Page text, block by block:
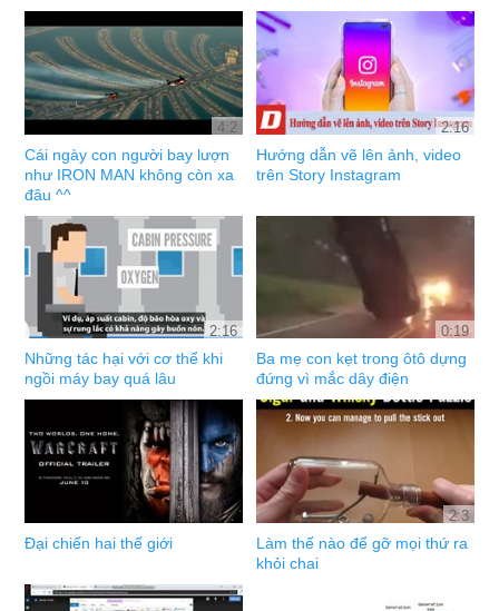
4:2
Cái ngày con người bay lượn
như IRON MAN không còn xa
đâu ^^
2:16
Hướng dẫn vẽ lên ảnh, video
trên Story Instagram
2:16
Những tác hại với cơ thể khi
ngồi máy bay quá lâu
0:19
Ba mẹ con kẹt trong ôtô dựng
đứng vì mắc dây điện
Đại chiến hai thế giới
2:3
Làm thế nào để gỡ mọi thứ ra
khỏi chai